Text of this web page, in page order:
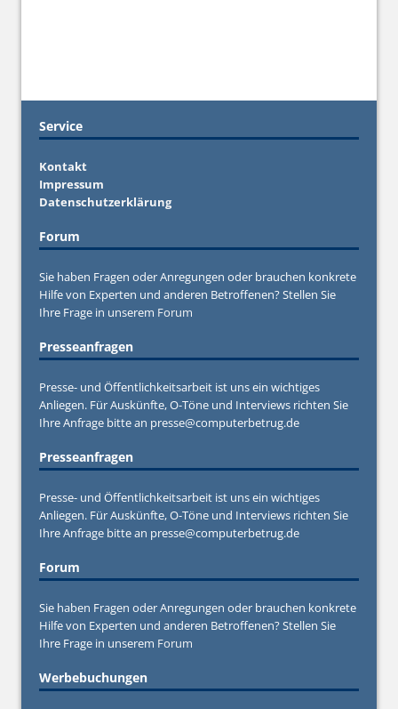
Service
Kontakt
Impressum
Datenschutzerklärung
Forum
Sie haben Fragen oder Anregungen oder brauchen konkrete
Hilfe von Experten und anderen Betroffenen? Stellen Sie
Ihre Frage in unserem Forum
Presseanfragen
Presse- und Öffentlichkeitsarbeit ist uns ein wichtiges
Anliegen. Für Auskünfte, O-Töne und Interviews richten Sie
Ihre Anfrage bitte an presse@computerbetrug.de
Presseanfragen
Presse- und Öffentlichkeitsarbeit ist uns ein wichtiges
Anliegen. Für Auskünfte, O-Töne und Interviews richten Sie
Ihre Anfrage bitte an presse@computerbetrug.de
Forum
Sie haben Fragen oder Anregungen oder brauchen konkrete
Hilfe von Experten und anderen Betroffenen? Stellen Sie
Ihre Frage in unserem Forum
Werbebuchungen